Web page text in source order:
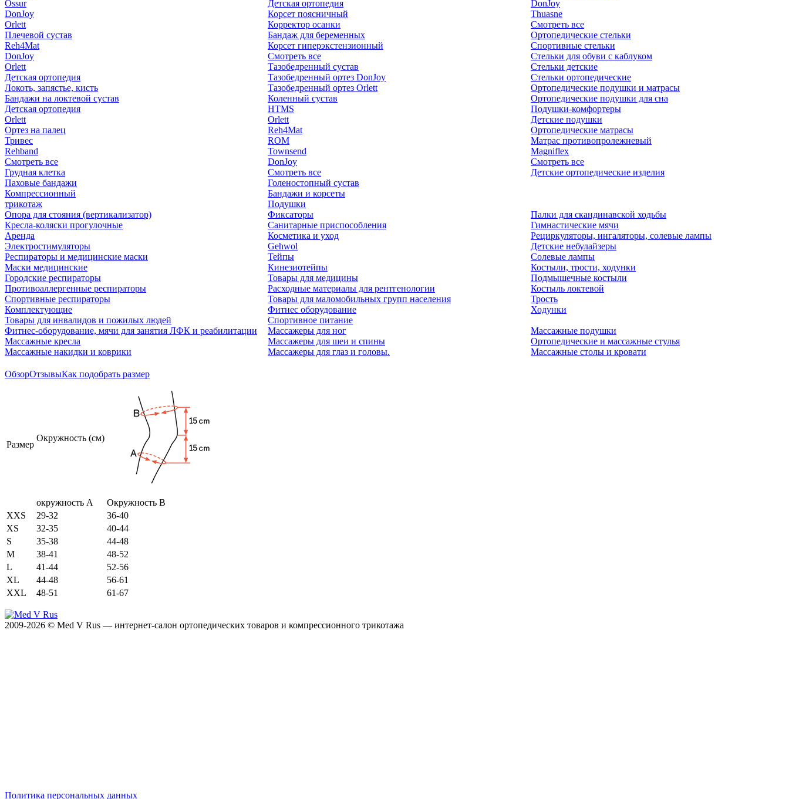
Ossur
DonJoy
Orlett
Плечевой сустав
Reh4Mat
DonJoy
Orlett
Детская ортопедия
Локоть, запястье, кисть
Бандажи на локтевой сустав
Детская ортопедия
Orlett
Ортез на палец
Тривес
Rehband
Смотреть все
Грудная клетка
Паховые бандажи
Детская ортопедия
Корсет поясничный
Корректор осанки
Бандаж для беременных
Корсет гиперэкстензионный
Смотреть все
Тазобедренный сустав
Тазобедренный ортез DonJoy
Тазобедренный ортез Orlett
Коленный сустав
HTMS
Orlett
Reh4Mat
ROM
Townsend
DonJoy
Смотреть все
Голеностопный сустав
DonJoy
Thuasne
Смотреть все
Ортопедические стельки
Спортивные стельки
Стельки для обуви с каблуком
Стельки детские
Стельки ортопедические
Ортопедические подушки и матрасы
Ортопедические подушки для сна
Подушки-комфортеры
Детские подушки
Ортопедические матрасы
Матрас противопролежневый
Magniflex
Смотреть все
Детские ортопедические изделия
Компрессионный
трикотаж
Бандажи и корсеты
Подушки
Опора для стояния (вертикализатор)
Кресла-коляски прогулочные
Аренда
Электростимуляторы
Респираторы и медицинские маски
Маски медицинские
Городские респираторы
Противоаллергенные респираторы
Спортивные респираторы
Комплектующие
Товары для инвалидов и пожилых людей
Фиксаторы
Санитарные приспособления
Косметика и уход
Gehwol
Тейпы
Кинезиотейпы
Товары для медицины
Расходные материалы для рентгенологии
Товары для маломобильных групп населения
Фитнес оборудование
Спортивное питание
Палки для скандинавской ходьбы
Гимнастические мячи
Рециркуляторы, ингаляторы, солевые лампы
Детские небулайзеры
Солевые лампы
Костыли, трости, ходунки
Подмышечные костыли
Костыль локтевой
Трость
Ходунки
Фитнес-оборудование, мячи для занятия ЛФК и реабилитации
Массажные кресла
Массажные накидки и коврики
Массажеры для ног
Массажеры для шеи и спины
Массажеры для глаз и головы.
Массажные подушки
Ортопедические и массажные стулья
Массажные столы и кровати
ОбзорОтзывыКак подобрать размер
Размер
Окружность (см)
окружность А
Окружность В
XXS
29-32
36-40
XS
32-35
40-44
S
35-38
44-48
M
38-41
48-52
L
41-44
52-56
XL
44-48
56-61
XXL
48-51 61-67
2009-2026 © Med V Rus — интернет-салон ортопедических товаров и компрессионного трикотажа
Политика персональных данных